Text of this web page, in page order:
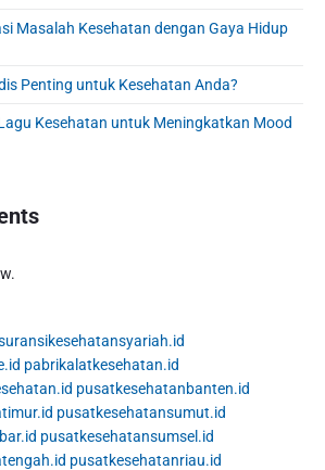
Masalah Kesehatan dengan Gaya Hidup
Penting untuk Kesehatan Anda?
Kesehatan untuk Meningkatkan Mood
pabrikalatkesehatan.id
pusatkesehatanbanten.id
pusatkesehatansumut.id
pusatkesehatansumsel.id
pusatkesehatanriau.id